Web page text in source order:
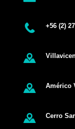
+56 (2)
Américo
Cerro